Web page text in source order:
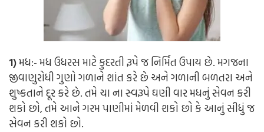
1)મધ:-મધ ઉધરસ માટે કુદરતી રૂપે જ નિર્મિત ઉપાય છે. મગજના
જીવાણુરોધી ગુણો ગળાને શાંત કરે છે અને ગળાની બળતરા અને
શુષ્કતાને દૂર કરે છે. તમે ચા ના સ્વરૂપે ઘણી વાર મધનું સેવન કરી
શકો છો, તમે આને ગરમ પાણીમાં મેળવી શકો છો કે આનું સીધું જ
સેવન કરી શકો છો.